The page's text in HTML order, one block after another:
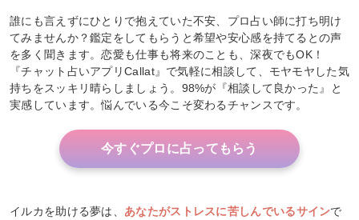
誰にも言えずにひとりで抱えていた不安、プロ占い師に打ち明け
てみませんか？鑑定をしてもらうと希望や安心感を持てるとの声
を多く聞きます。恋愛も仕事も将来のことも、深夜でもOK！
『チャット占いアプリCallat』で気軽に相談して、モヤモヤした気
持ちをスッキリ晴らしましょう。98%が『相談して良かった』と
実感しています。悩んでいる今こそ変わるチャンスです。
今すぐプロに占ってもらう
イルカを助ける夢は、 あなたがストレスに苦しんでいるサインで